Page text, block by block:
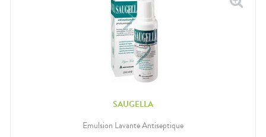
SAUGELLA
Emulsion Lavante Antiseptique